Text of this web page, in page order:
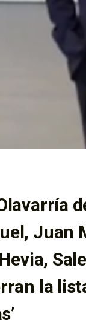
Juan
la